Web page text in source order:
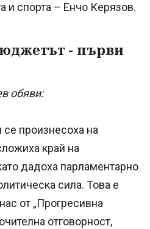
спорта – Енчо Керязов.
- първи
обяви:
произнесоха на
край на
дадоха парламентарно
сила. Това е
от „Прогресивна
отговорност,